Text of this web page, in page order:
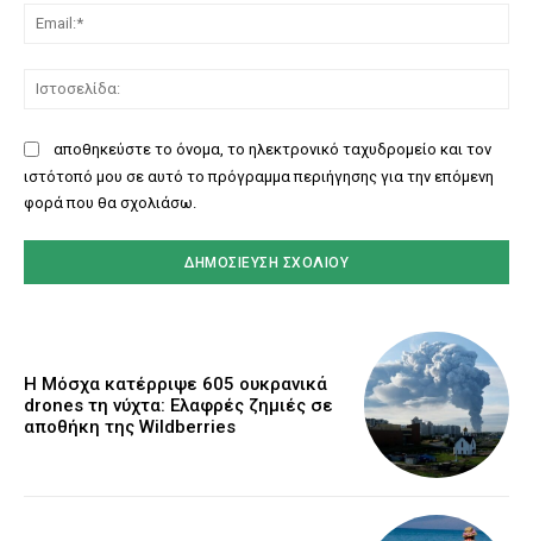
αποθηκεύστε το όνομα, το ηλεκτρονικό ταχυδρομείο και τον
ιστότοπό μου σε αυτό το πρόγραμμα περιήγησης για την επόμενη
φορά που θα σχολιάσω.
Η Μόσχα κατέρριψε 605 ουκρανικά
drones τη νύχτα: Ελαφρές ζημιές σε
αποθήκη της Wildberries